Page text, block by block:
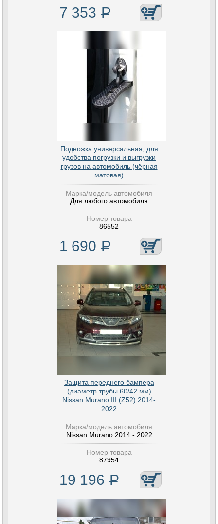
7 353 Р
Подножка универсальная, для
удобства погрузки и выгрузки
грузов на автомобиль (чёрная
матовая)
Марка/модель автомобиля
Для любого автомобиля
Номер товара
86552
1 690 Р
Защита переднего бампера
(диаметр трубы 60/42 мм)
Nissan Murano III (Z52) 2014-
2022
Марка/модель автомобиля
Nissan Murano 2014 - 2022
Номер товара
87954
19 196 Р